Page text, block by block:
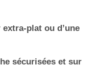
plat ou d’une
sécurisées et sur